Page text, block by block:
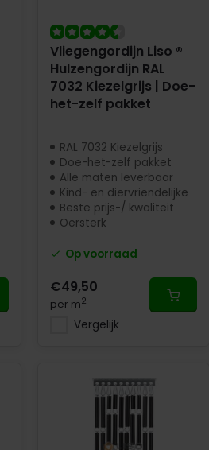
Vliegengordijn Liso ®
Hulzengordijn RAL
7032 Kiezelgrijs | Doe-
het-zelf pakket
RAL 7032 Kiezelgrijs
Doe-het-zelf pakket
Alle maten leverbaar
Kind- en diervriendelijke
Beste prijs-/ kwaliteit
Oersterk
Op voorraad
€49,50
per m2
Vergelijk